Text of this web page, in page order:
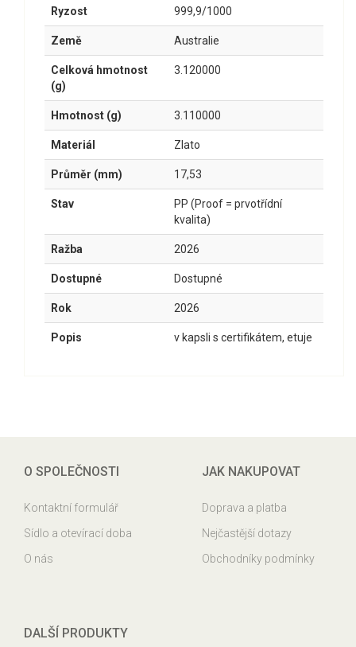
Ryzost 999,9/1000
Země Australie
Celková hmotnost
(g)
3.120000
Hmotnost (g) 3.110000
Materiál Zlato
Průměr (mm) 17,53
Stav
PP (Proof = prvotřídní
kvalita)
Ražba 2026
Dostupné Dostupné
Rok 2026
Popis v kapsli s certifikátem, etuje
O SPOLEČNOSTI
Kontaktní formulář
Sídlo a otevírací doba
O nás
JAK NAKUPOVAT
Doprava a platba
Nejčastější dotazy
Obchodníky podmínky
DALŠÍ PRODUKTY